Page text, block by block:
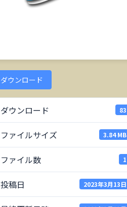
ダウンロード
ダウンロード 83
ファイルサイズ 3.84 MB
ファイル数 1
投稿日 2023年3月13日